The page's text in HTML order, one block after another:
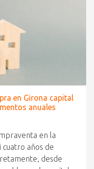
en Girona capital
anuales
en la
cuatro años de
desde